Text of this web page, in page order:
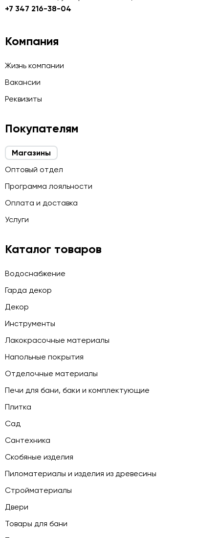
+7 347 216-38-04
Компания
Жизнь компании
Вакансии
Реквизиты
Покупателям
Магазины
Оптовый отдел
Программа лояльности
Оплата и доставка
Услуги
Каталог товаров
Водоснабжение
Гарда декор
Декор
Инструменты
Лакокрасочные материалы
Напольные покрытия
Отделочные материалы
Печи для бани, баки и комплектующие
Плитка
Сад
Сантехника
Скобяные изделия
Пиломатериалы и изделия из древесины
Стройматериалы
Двери
Товары для бани